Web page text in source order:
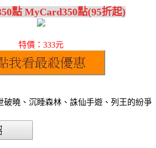
點 MyCard350點(95折起)
特價：333元
破曉、沉睡森林、誅仙手遊、列王的紛爭